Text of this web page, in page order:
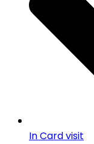
In Card visit